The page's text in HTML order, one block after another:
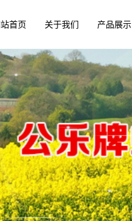
首页 关于我们 产品展示